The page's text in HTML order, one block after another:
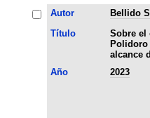
Autor
Bellido
Título
Sobre el
Polidoro
alcance
Año 2023